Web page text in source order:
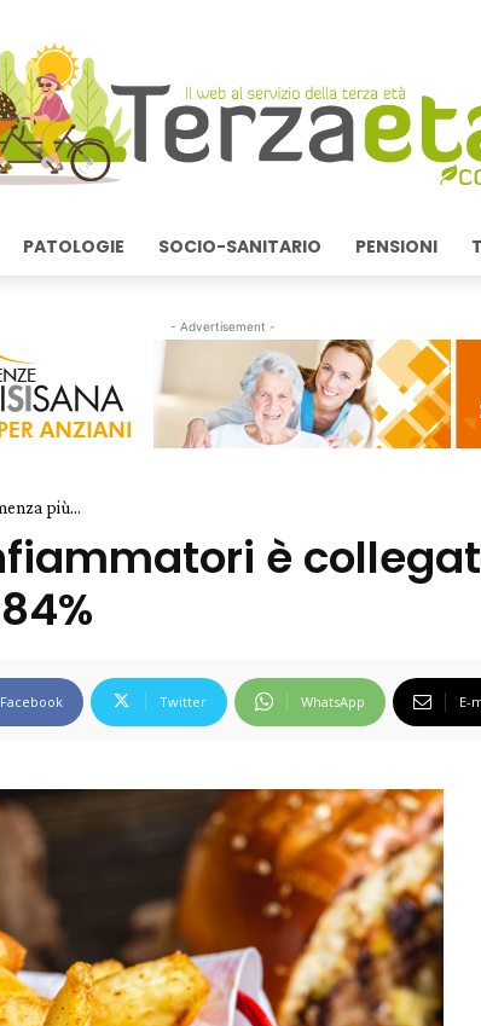
PATOLOGIE SOCIO-SANITARIO PENSIONI
- Advertisement -
più...
è
Facebook Twitter WhatsApp E-